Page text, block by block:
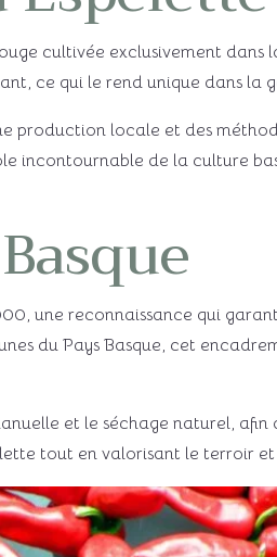
cultivée exclusivement dans
ce qui le rend unique dans la
production locale et des
incontournable de la culture
une reconnaissance qui
du Pays Basque, cet
et le séchage naturel,
tout en valorisant le terroir